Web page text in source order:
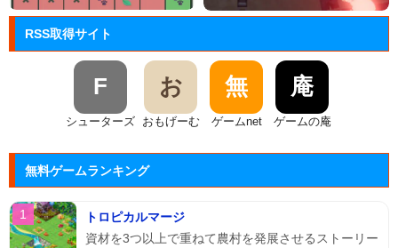
RSS取得サイト
F
シューターズ
お
おもげーむ
無
ゲームnet
庵
ゲームの庵
無料ゲームランキング
トロピカルマージ
資材を3つ以上で重ねて農村を発展させるストーリー